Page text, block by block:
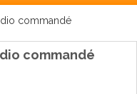
commandé
commandé